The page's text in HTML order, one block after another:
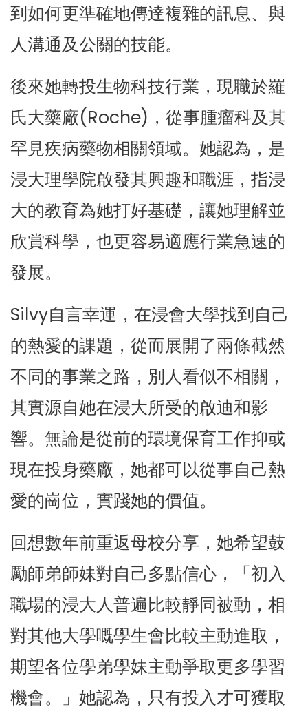
到如何更準確地傳達複雜的訊息、與
人溝通及公關的技能。
後來她轉投生物科技行業，現職於羅
氏大藥廠(Roche)，從事腫瘤科及其
罕見疾病藥物相關領域。她認為，是
浸大理學院啟發其興趣和職涯，指浸
大的教育為她打好基礎，讓她理解並
欣賞科學，也更容易適應行業急速的
發展。
Silvy自言幸運，在浸會大學找到自己
的熱愛的課題，從而展開了兩條截然
不同的事業之路，別人看似不相關，
其實源自她在浸大所受的啟迪和影
響。無論是從前的環境保育工作抑或
現在投身藥廠，她都可以從事自己熱
愛的崗位，實踐她的價值。
回想數年前重返母校分享，她希望鼓
勵師弟師妹對自己多點信心，「初入
職場的浸大人普遍比較靜同被動，相
對其他大學嘅學生會比較主動進取，
期望各位學弟學妹主動爭取更多學習
機會。」她認為，只有投入才可獲取